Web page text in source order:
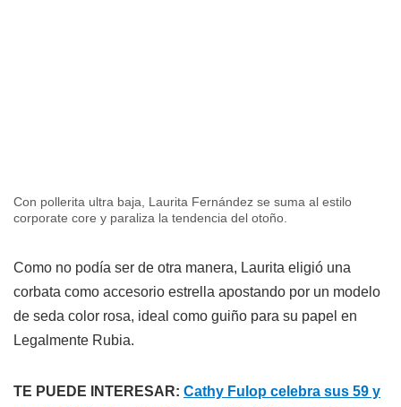
Con pollerita ultra baja, Laurita Fernández se suma al estilo
corporate core y paraliza la tendencia del otoño.
Como no podía ser de otra manera, Laurita eligió una
corbata como accesorio estrella apostando por un modelo
de seda color rosa, ideal como guiño para su papel en
Legalmente Rubia.
TE PUEDE INTERESAR: Cathy Fulop celebra sus 59 y